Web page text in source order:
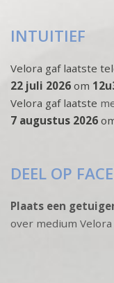
INTUITIEF
Velora gaf laatste
22 juli 2026 om
Velora gaf laatste
7 augustus 2026
DEEL OP
Plaats een
over medium Velora